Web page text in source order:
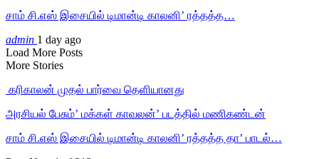
சாம் சி.எஸ் இசையில் டிமான்டி காலனி’ ரத்தத்த…
admin 1 day ago
Load More Posts
More Stories
‎ கரிகாலன் முதல் பார்வை தெளியானது
அரசியல் பேசும்’ மக்கள் காவலன்’ படத்தில் மணிகண்டன்
சாம் சி.எஸ் இசையில் டிமான்டி காலனி’ ரத்தத்த தா’ பாடல்…